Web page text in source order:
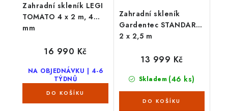
Zahradní skleník LEGI
TOMATO 4 x 2 m, 4
mm
NA OBJEDNÁVKU | 4-6
TÝDNŮ
16 990 Kč
Zahradní skleník
Gardentec STANDARD
2 x 2,5 m
Skladem (46 ks)
13 999 Kč